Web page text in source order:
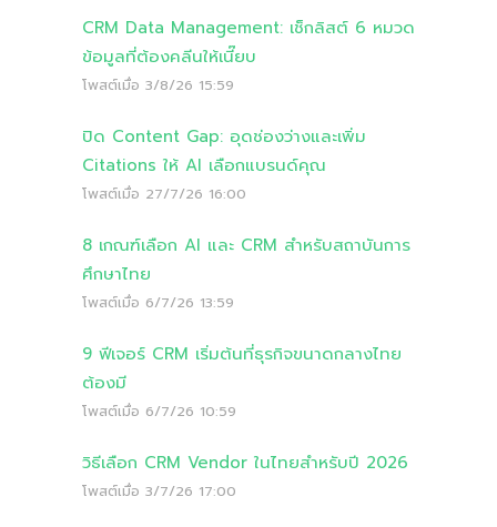
CRM Data Management: เช็กลิสต์ 6 หมวด
ข้อมูลที่ต้องคลีนให้เนี๊ยบ
โพสต์เมื่อ 3/8/26 15:59
ปิด Content Gap: อุดช่องว่างและเพิ่ม
Citations ให้ AI เลือกแบรนด์คุณ
โพสต์เมื่อ 27/7/26 16:00
8 เกณฑ์เลือก AI และ CRM สำหรับสถาบันการ
ศึกษาไทย
โพสต์เมื่อ 6/7/26 13:59
9 ฟีเจอร์ CRM เริ่มต้นที่ธุรกิจขนาดกลางไทย
ต้องมี
โพสต์เมื่อ 6/7/26 10:59
วิธีเลือก CRM Vendor ในไทยสำหรับปี 2026
โพสต์เมื่อ 3/7/26 17:00